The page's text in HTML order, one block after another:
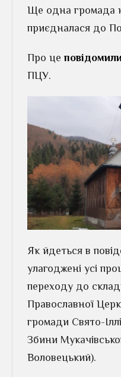
Ще одна громада
приєдналася до
Про цеповідомили
ПЦУ.
Як йдеться в
улагоджені усі
переходу до
Православної
громади Свято-
Збини
Воловецький).